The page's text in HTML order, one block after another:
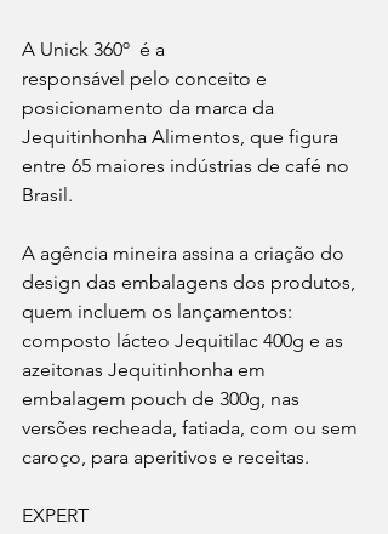
A Unick 360º  é a
responsável pelo conceito e
posicionamento da marca da
Jequitinhonha Alimentos, que figura
entre 65 maiores indústrias de café no
Brasil.
A agência mineira assina a criação do
design das embalagens dos produtos,
quem incluem os lançamentos:
composto lácteo Jequitilac 400g e as
azeitonas Jequitinhonha em
embalagem pouch de 300g, nas
versões recheada, fatiada, com ou sem
caroço, para aperitivos e receitas.
EXPERT